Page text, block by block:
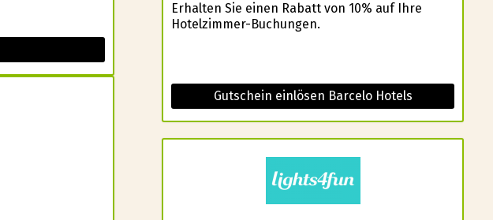
Erhalten Sie einen Rabatt von 10% auf Ihre
Hotelzimmer-Buchungen.
Gutschein einlösen Barcelo Hotels